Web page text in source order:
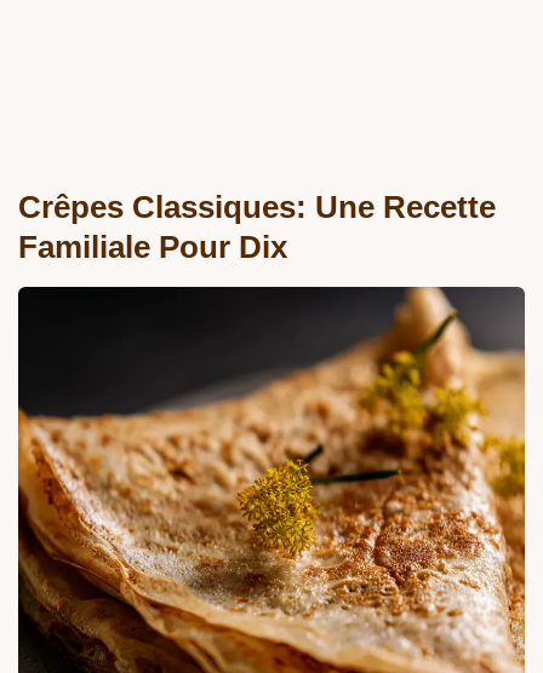
Crêpes Classiques: Une Recette
Familiale Pour Dix